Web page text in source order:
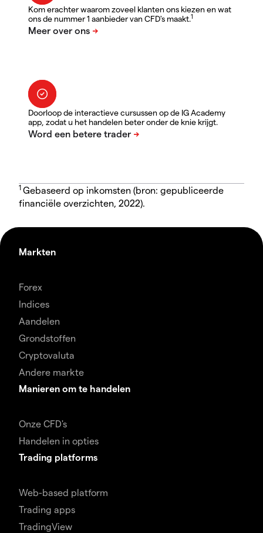
Kom erachter waarom zoveel klanten ons kiezen en wat
ons de nummer 1 aanbieder van CFD's maakt.1
Doorloop de interactieve cursussen op de IG Academy
app, zodat u het handelen beter onder de knie krijgt.
1 Gebaseerd op inkomsten (bron: gepubliceerde
financiële overzichten, 2022).
Markten
Forex
Indices
Aandelen
Grondstoffen
Cryptovaluta
Andere markte
Manieren om te handelen
Onze CFD's
Handelen in opties
Trading platforms
Web-based platform
Trading apps
TradingView